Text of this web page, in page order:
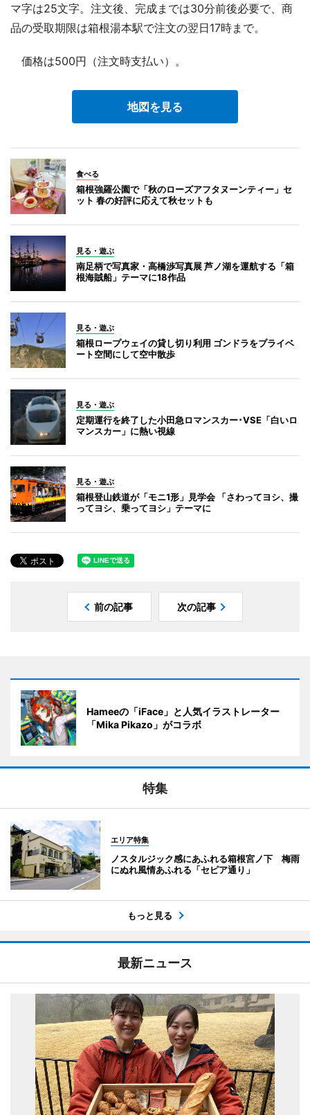
マ字は25文字。注文後、完成までは30分前後必要で、商
品の受取期限は箱根湯本駅で注文の翌日17時まで。
価格は500円（注文時支払い）。
地図を見る
食べる
箱根強羅公園で「秋のローズアフタヌーンティー」セ
ット 春の好評に応えて秋セットも
見る・遊ぶ
南足柄で写真家・高橋渉写真展 芦ノ湖を運航する「箱
根海賊船」テーマに18作品
見る・遊ぶ
箱根ロープウェイの貸し切り利用 ゴンドラをプライベ
ート空間にして空中散歩
見る・遊ぶ
定期運行を終了した小田急ロマンスカー･VSE「白いロ
マンスカー」に熱い視線
見る・遊ぶ
箱根登山鉄道が「モニ1形」見学会 「さわってヨシ、撮
ってヨシ、乗ってヨシ」テーマに
前の記事 次の記事
Hameeの「iFace」と人気イラストレーター
「Mika Pikazo」がコラボ
特集
エリア特集
ノスタルジック感にあふれる箱根宮ノ下 梅雨
にぬれ風情あふれる「セピア通り」
もっと見る
最新ニュース